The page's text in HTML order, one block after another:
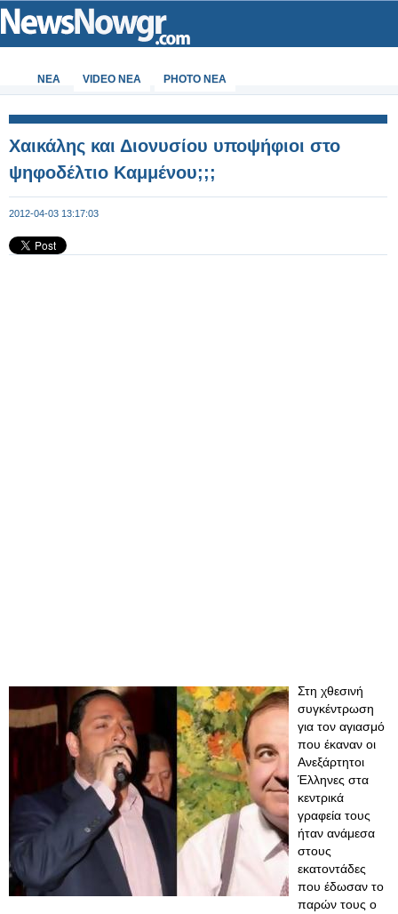
ΝΕΑ VIDEO NEA PHOTO NEA
Χαικάλης και Διονυσίου υποψήφιοι στο
ψηφοδέλτιο Καμμένου;;;
2012-04-03 13:17:03
Στη χθεσινή
συγκέντρωση
για τον αγιασμό
που έκαναν οι
Ανεξάρτητοι
Έλληνες στα
κεντρικά
γραφεία τους
ήταν ανάμεσα
στους
εκατοντάδες
που έδωσαν το
παρών τους ο